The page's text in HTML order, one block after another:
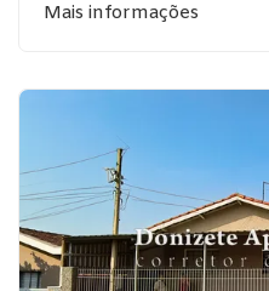
Mais informações